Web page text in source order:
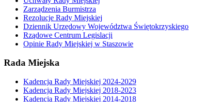
Zarządzenia Burmistrza
Rezolucje Rady Miejskiej
Dziennik Urzędowy Województwa Świętokrzyskiego
Rządowe Centrum Legislacji
Opinie Rady Miejskiej w Staszowie
Rada Miejska
Kadencja Rady Miejskiej 2024-2029
Kadencja Rady Miejskiej 2018-2023
Kadencja Rady Miejskiej 2014-2018